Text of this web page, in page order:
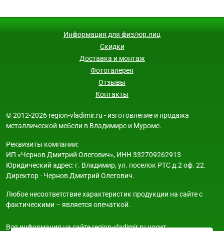
Информация для физ/юр.лиц
Скидки
Доставка и монтаж
Фотогалерея
Отзывы
Контакты
© 2012-2026 region-vladimir.ru - изготовление и продажа
металлической мебели в Владимире и Муроме.
Реквизиты компании:
ИП «Чернов Дмитрий Олегович», ИНН 332709262913
Юридический адрес: г. Владимир, ул. поселок РТС д.2 оф. 22.
Директор - Чернов Дмитрий Олегович.
Любое несоответствие характеристик продукции на сайте с
фактическими – является опечаткой.
Вся информация на сайте region-vladimir.ru носит